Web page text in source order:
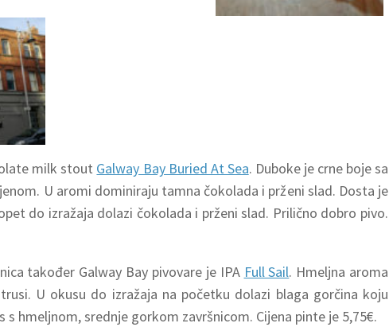
milk stout Galway Bay Buried At Sea. Duboke je crne boje sa
U aromi dominiraju tamna čokolada i prženi slad. Dosta je
do izražaja dolazi čokolada i prženi slad. Prilično dobro pivo.
također Galway Bay pivovare je IPA Full Sail. Hmeljna aroma
U okusu do izražaja na početku dolazi blaga gorčina koju
s hmeljnom, srednje gorkom završnicom. Cijena pinte je 5,75€.